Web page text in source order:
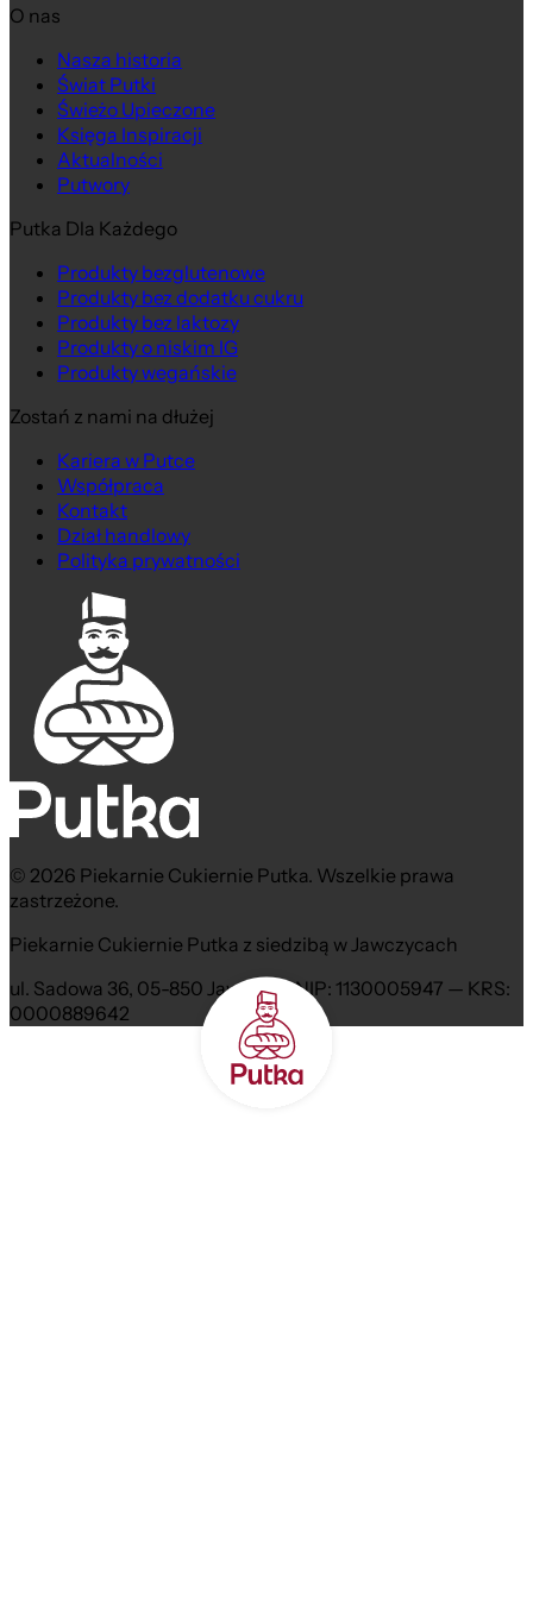
O nas
Nasza historia
Świat Putki
Świeżo Upieczone
Księga Inspiracji
Aktualności
Putwory
Putka Dla Każdego
Produkty bezglutenowe
Produkty bez dodatku cukru
Produkty bez laktozy
Produkty o niskim IG
Produkty wegańskie
Zostań z nami na dłużej
Kariera w Putce
Współpraca
Kontakt
Dział handlowy
Polityka prywatności
© 2026 Piekarnie Cukiernie Putka. Wszelkie prawa
zastrzeżone.
Piekarnie Cukiernie Putka z siedzibą w Jawczycach
ul. Sadowa 36, 05-850 Jawczyce NIP: 1130005947 — KRS:
0000889642